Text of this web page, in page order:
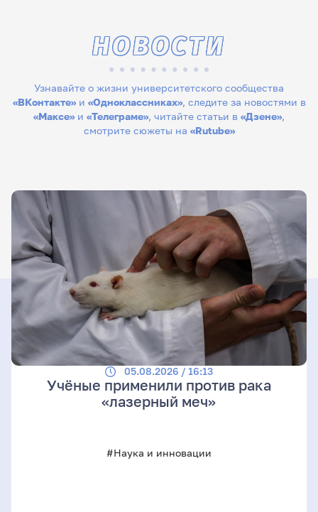
Узнавайте о жизни университетского сообщества
«ВКонтакте»и «Одноклассниках», следите за новостями в
«Максе» и «Телеграме», читайте статьи в «Дзене»,
смотрите сюжеты на «Rutube»
НОВОСТИ
05.08.2026 / 16:13
Учёные применили против рака
«лазерный меч»
#Наука и инновации